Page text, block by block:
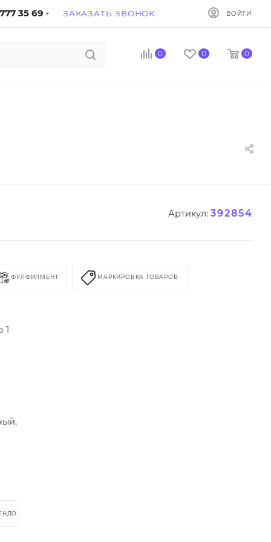
35 69 ЗАКАЗАТЬ ЗВОНОК ВОЙТИ
0 0 0
Артикул: 392854
ФУЛФИЛМЕНТ МАРКИРОВКА ТОВАРОВ
1